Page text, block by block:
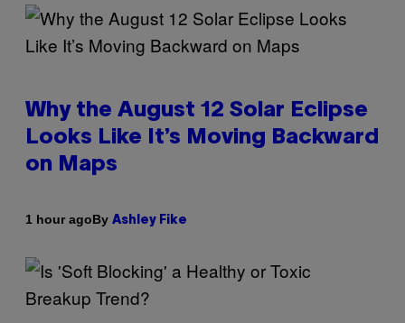
Why the August 12 Solar Eclipse
Looks Like It’s Moving Backward
on Maps
1 hour agoBy Ashley Fike